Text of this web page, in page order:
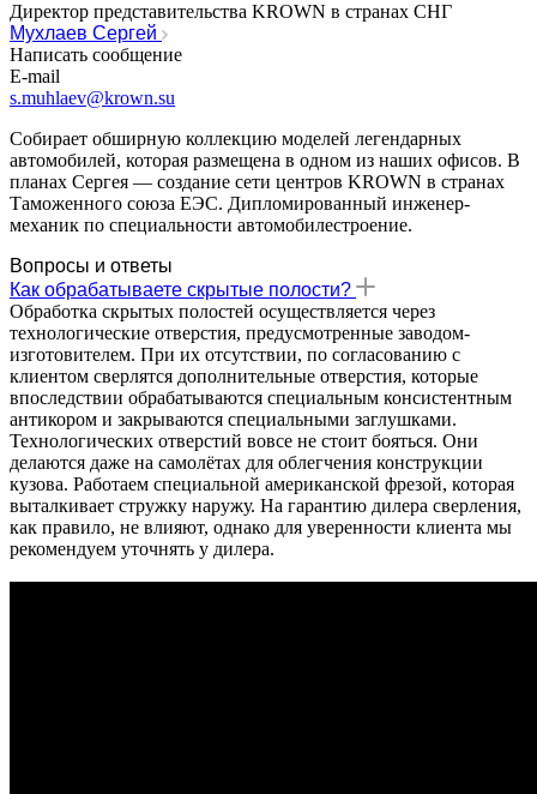
Директор представительства KROWN в странах СНГ
Мухлаев Сергей
Написать сообщение
E-mail
s.muhlaev@krown.su
Собирает обширную коллекцию моделей легендарных
автомобилей, которая размещена в одном из наших офисов. В
планах Сергея — создание сети центров KROWN в странах
Таможенного союза ЕЭС. Дипломированный инженер-
механик по специальности автомобилестроение.
Вопросы и ответы
Как обрабатываете скрытые полости?
Обработка скрытых полостей осуществляется через
технологические отверстия, предусмотренные заводом-
изготовителем. При их отсутствии, по согласованию с
клиентом сверлятся дополнительные отверстия, которые
впоследствии обрабатываются специальным консистентным
антикором и закрываются специальными заглушками.
Технологических отверстий вовсе не стоит бояться. Они
делаются даже на самолётах для облегчения конструкции
кузова. Работаем специальной американской фрезой, которая
выталкивает стружку наружу. На гарантию дилера сверления,
как правило, не влияют, однако для уверенности клиента мы
рекомендуем уточнять у дилера.